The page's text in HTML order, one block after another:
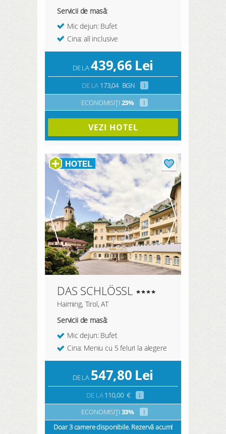
Servicii de masă:
Mic dejun: Bufet
Cina: all inclusive
DE LA439,66 Lei
DE LA 173,04 BGN
i
ECONOMISIȚI 23% i
VEZI HOTEL
DAS SCHLÖSSL
Haiming, Tirol, AT
Servicii de masă:
Mic dejun: Bufet
Cina: Meniu cu 5 feluri la alegere
DE LA 547,80 Lei
DE LA110,00 €
i
ECONOMISIȚI 33%
i
Doar 3 camere disponibile. Rezervă acum!